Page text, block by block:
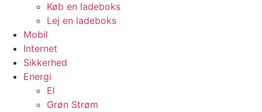
Køb en ladeboks
Lej en ladeboks
Mobil
Internet
Sikkerhed
Energi
El
Grøn Strøm